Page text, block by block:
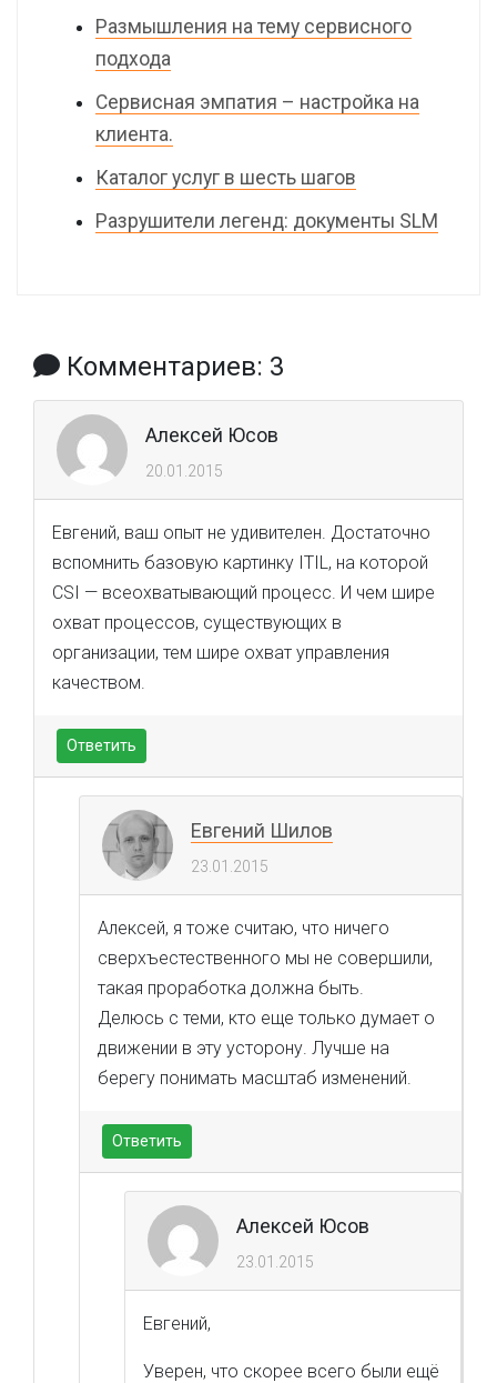
Размышления на тему сервисного
подхода
Сервисная эмпатия – настройка на
клиента.
Каталог услуг в шесть шагов
Разрушители легенд: документы SLM
Комментариев: 3
Алексей Юсов
20.01.2015
Евгений, ваш опыт не удивителен. Достаточно
вспомнить базовую картинку ITIL, на которой
CSI — всеохватывающий процесс. И чем шире
охват процессов, существующих в
организации, тем шире охват управления
качеством.
Ответить
Евгений Шилов
23.01.2015
Алексей, я тоже считаю, что ничего
сверхъестественного мы не совершили,
такая проработка должна быть.
Делюсь с теми, кто еще только думает о
движении в эту усторону. Лучше на
берегу понимать масштаб изменений.
Ответить
Алексей Юсов
23.01.2015
Евгений,
Уверен, что скорее всего были ещё